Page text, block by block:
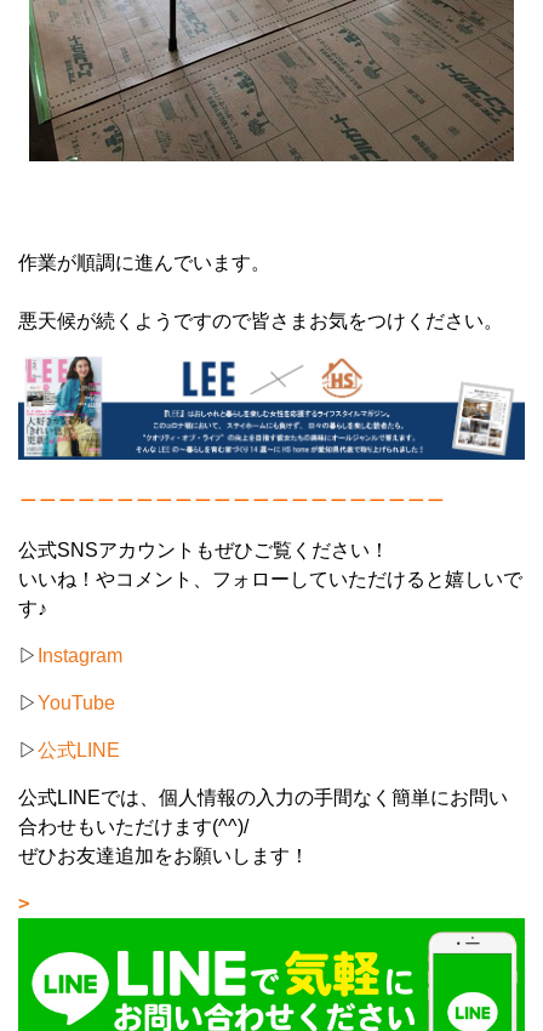
作業が順調に進んでいます。
悪天候が続くようですので皆さまお気をつけください。
公式SNSアカウントもぜひご覧ください！
いいね！やコメント、フォローしていただけると嬉しいで
す♪
▷ Instagram
▷YouTube
▷公式LINE
公式LINEでは、個人情報の入力の手間なく簡単にお問い
合わせもいただけます(^^)/
ぜひお友達追加をお願いします！